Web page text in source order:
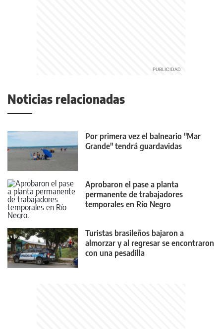
Noticias relacionadas
Por primera vez el balneario "Mar
Grande" tendrá guardavidas
Aprobaron el pase a planta
permanente de trabajadores
temporales en Río Negro
Turistas brasileños bajaron a
almorzar y al regresar se encontraron
con una pesadilla